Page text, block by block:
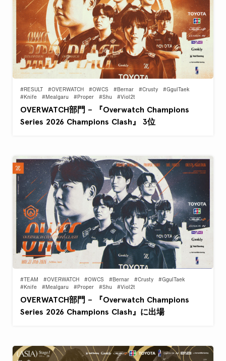
#RESULT #OVERWATCH #OWCS #Bernar #Crusty
#GgulTaek
#Knife
#Mealgaru #Proper #Shu #Viol2t
OVERWATCH部門 – 『Overwatch Champions
Series 2026 Champions Clash』 3位
#TEAM #OVERWATCH #OWCS #Bernar #Crusty
#GgulTaek
#Knife
#Mealgaru #Proper #Shu #Viol2t
OVERWATCH部門 – 『Overwatch Champions
Series 2026 Champions Clash』に出場